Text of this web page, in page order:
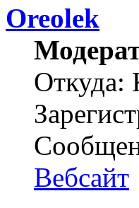
Oreolek
Откуда:
Вебсайт